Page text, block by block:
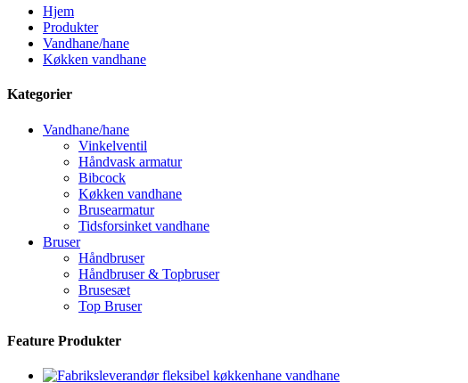
Hjem
Produkter
Vandhane/hane
Køkken vandhane
Kategorier
Vandhane/hane
Vinkelventil
Håndvask armatur
Bibcock
Køkken vandhane
Brusearmatur
Tidsforsinket vandhane
Bruser
Håndbruser
Håndbruser & Topbruser
Brusesæt
Top Bruser
Feature Produkter